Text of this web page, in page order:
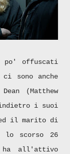
po' offuscati
sono anche
(Matthew
i suoi
ed il marito di
lo scorso 26
ha all'attivo